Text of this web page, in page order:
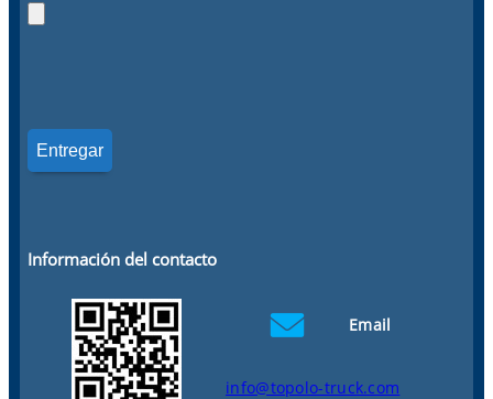
Información del contacto
Email
info@topolo-truck.com